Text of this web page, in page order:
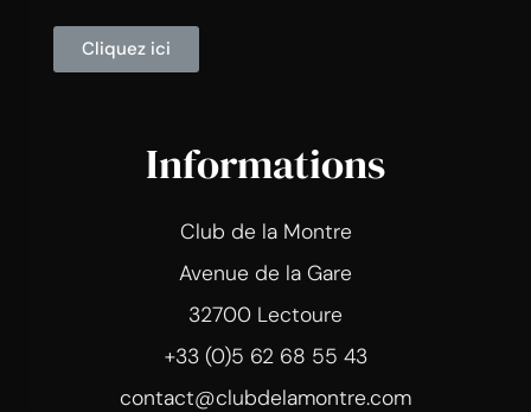
Cliquez ici
Informations
Club de la Montre
Avenue de la Gare
32700 Lectoure
+33 (0)5 62 68 55 43
contact@clubdelamontre.com